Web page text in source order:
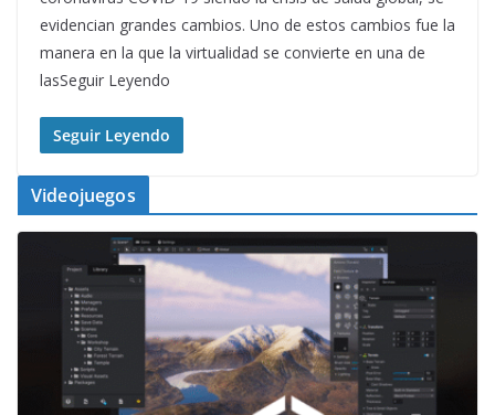
evidencian grandes cambios. Uno de estos cambios fue la
manera en la que la virtualidad se convierte en una de
lasSeguir Leyendo
Seguir Leyendo
Videojuegos